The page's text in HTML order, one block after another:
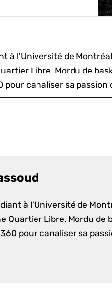
à l'Université de
Libre. Mordu de
pour canaliser sa passion
à l'Université de
Quartier Libre. Mordu de
pour canaliser sa